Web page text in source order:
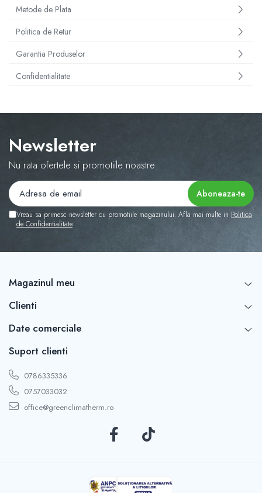
Metode de Plata
Politica de Retur
Garantia Produselor
Confidentialitate
Newsletter
Nu rata ofertele si promotiile noastre
Vreau sa primesc newsletter cu promotiile magazinului. Afla mai multe in Politica
de Confidentialitate
Magazinul meu
Clienti
Date comerciale
Suport clienti
0786335336
0757033032
office@greenclimatherm.ro